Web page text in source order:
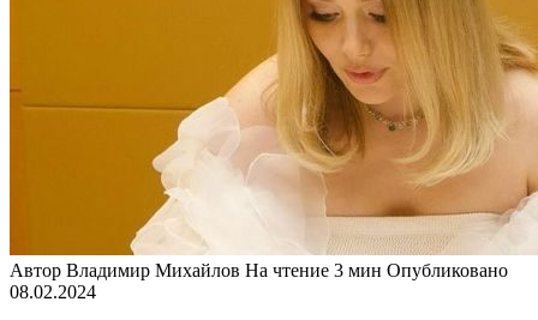
Автор Владимир Михайлов На чтение 3 мин Опубликовано
08.02.2024